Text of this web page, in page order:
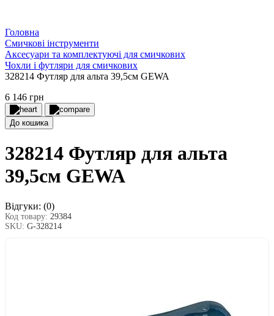
Головна
Смичкові інструменти
Аксесуари та комплектуючі для смичкових
Чохли і футляри для смичкових
328214 Футляр для альта 39,5см GEWA
6 146 грн
До кошика
328214 Футляр для альта
39,5см GEWA
Відгуки: (0)
Код товару: 29384
SKU: G-328214